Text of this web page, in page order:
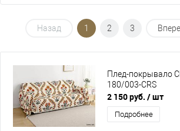
Назад 1 2 3
Плед-покрывало
180/003-CRS
2 150 руб. / шт
Подробнее